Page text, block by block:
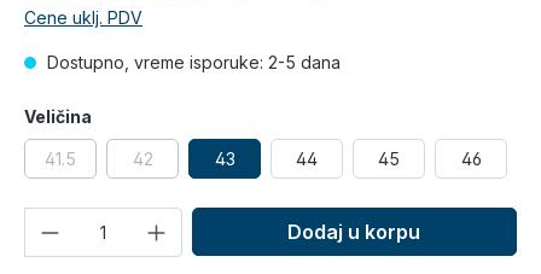
Cene uklj. PDV
Dostupno, vreme isporuke: 2-5 dana
Veličina
41.5 42 43 44 45 46
Dodaj u korpu